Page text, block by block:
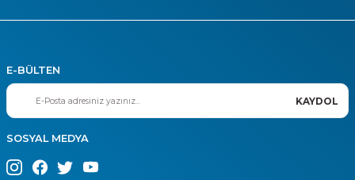
E-BÜLTEN
KAYDOL
SOSYAL MEDYA